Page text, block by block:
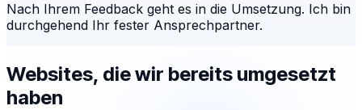
Nach Ihrem Feedback geht es in die Umsetzung. Ich bin
durchgehend Ihr fester Ansprechpartner.
Websites, die wir bereits umgesetzt
haben